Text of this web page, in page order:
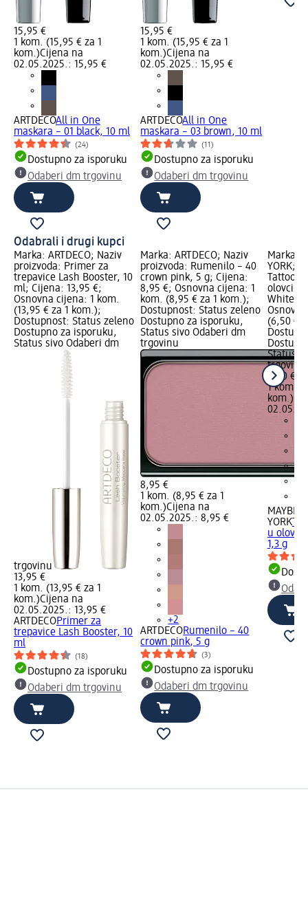
15,95 €
1 kom. (15,95 € za 1
kom.)Cijena na
02.05.2025.: 15,95 €
ARTDECOAll in One
maskara – 01 black, 10 ml
(24)
Dostupno za isporuku
Odaberi dm trgovinu
15,95 €
1 kom. (15,95 € za 1
kom.)Cijena na
02.05.2025.: 15,95 €
ARTDECOAll in One
maskara – 03 brown, 10 ml
(11)
Dostupno za isporuku
Odaberi dm trgovinu
Odabrali i drugi kupci
Marka: ARTDECO; Naziv
proizvoda: Primer za
trepavice Lash Booster, 10
ml; Cijena: 13,95 €;
Osnovna cijena: 1 kom.
(13,95 € za 1 kom.);
Dostupnost: Status zeleno
Dostupno za isporuku,
Status sivo Odaberi dm
trgovinu
13,95 €
1 kom. (13,95 € za 1
kom.)Cijena na
02.05.2025.: 13,95 €
ARTDECOPrimer za
trepavice Lash Booster, 10
ml
(18)
Dostupno za isporuku
Odaberi dm trgovinu
Marka: ARTDECO; Naziv
proizvoda: Rumenilo – 40
crown pink, 5 g; Cijena:
8,95 €; Osnovna cijena: 1
kom. (8,95 € za 1 kom.);
Dostupnost: Status zeleno
Dostupno za isporuku,
Status sivo Odaberi dm
trgovinu
8,95 €
1 kom. (8,95 € za 1
kom.)Cijena na
02.05.2025.: 8,95 €
+2
ARTDECORumenilo – 40
crown pink, 5 g
(3)
Dostupno za isporuku
Odaberi dm trgovinu
Marka:
YORK;
Tattoo
olovci –
White,
(6,50 €
Status
trgovinu
6,50 €
1 kom.
kom.)
YORK
u olovci
1,3 g